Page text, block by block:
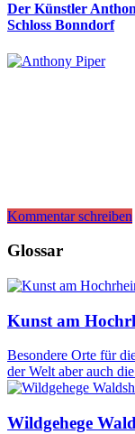
Der Künstler
Schloss Bonndorf
Kommentar schreiben
Glossar
Kunst am
Besondere Orte für
der Welt aber auch
Wildgehege